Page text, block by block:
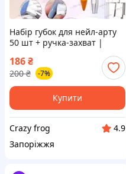
Набір губок для нейл-арту
50 шт + ручка-захват |
градієнтного манікюру та
дизайну нігтів
186₴
200 ₴ -7%
Купити
Crazy frog
4.9
Запоріжжя